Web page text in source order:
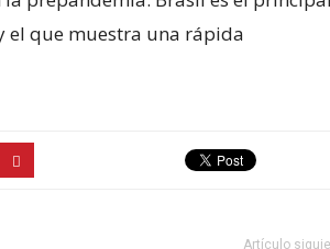
el que muestra una rápida
Artículo